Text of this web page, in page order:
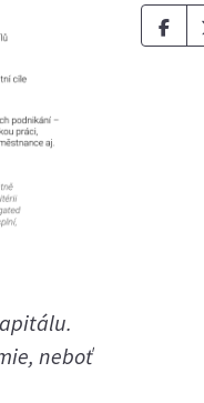
neboť